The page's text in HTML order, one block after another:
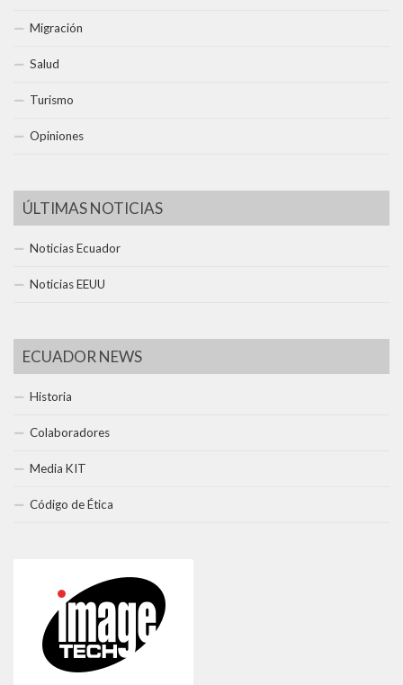
Migración
Salud
Turismo
Opiniones
ÚLTIMAS NOTICIAS
Noticias Ecuador
Noticias EEUU
ECUADOR NEWS
Historia
Colaboradores
Media KIT
Código de Ética